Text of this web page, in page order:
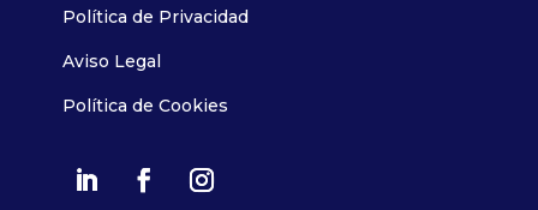
Política de Privacidad
Aviso Legal
Política de Cookies